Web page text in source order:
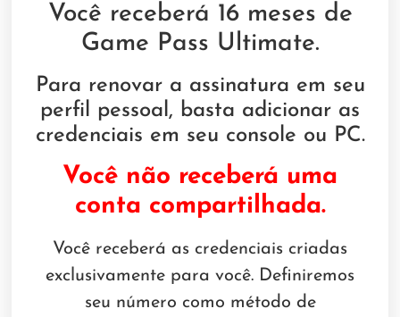
Você receberá 16 meses de
Game Pass Ultimate.
Para renovar a assinatura em seu
perfil pessoal, basta adicionar as
credenciais em seu console ou PC.
Você não receberá uma
conta compartilhada.
Você receberá as credenciais criadas
exclusivamente para você. Definiremos
seu número como método de